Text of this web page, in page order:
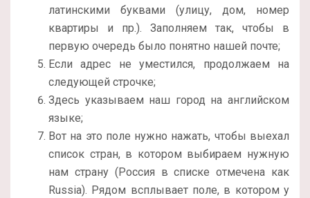
латинскими буквами (улицу, дом, номер
квартиры и пр.). Заполняем так, чтобы в
первую очередь было понятно нашей почте;
Если адрес не уместился, продолжаем на
следующей строчке;
Здесь указываем наш город на английском
языке;
Вот на это поле нужно нажать, чтобы выехал
список стран, в котором выбираем нужную
нам страну (Россия в списке отмечена как
Russia). Рядом всплывает поле, в котором у